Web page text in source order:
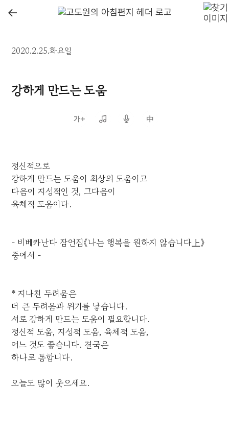
←
2020.2.25.화요일
강하게 만드는 도움
정신적으로
강하게 만드는 도움이 최상의 도움이고
다음이 지성적인 것, 그다음이
육체적 도움이다.
- 비베카난다 잠언집《나는 행복을 원하지 않습니다上》
중에서 -
* 지나친 두려움은
더 큰 두려움과 위기를 낳습니다.
서로 강하게 만드는 도움이 필요합니다.
정신적 도움, 지성적 도움, 육체적 도움,
어느 것도 좋습니다. 결국은
하나로 통합니다.
오늘도 많이 웃으세요.